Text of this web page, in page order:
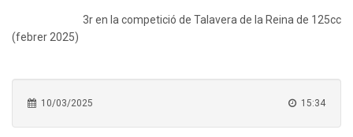
3r en la competició de Talavera de la Reina de 125cc
(febrer 2025)
10/03/2025 15:34